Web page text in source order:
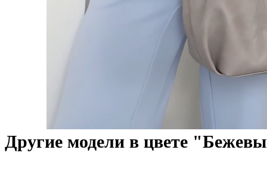
Другие модели в цвете